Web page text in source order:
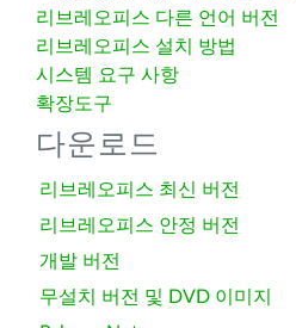
리브레오피스 다른 언어 버전
리브레오피스 설치 방법
시스템 요구 사항
확장도구
다운로드
리브레오피스 최신 버전
리브레오피스 안정 버전
개발 버전
무설치 버전 및 DVD 이미지